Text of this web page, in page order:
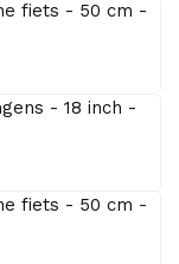
fiets - 50 cm -
- 18 inch -
fiets - 50 cm -